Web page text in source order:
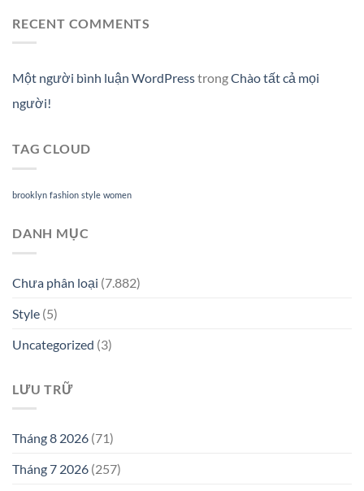
RECENT COMMENTS
Một người bình luận WordPresstrongChào tất cả mọi
người!
TAG CLOUD
brooklyn fashion style women
DANH MỤC
Chưa phân loại (7.882)
Style (5)
Uncategorized (3)
LƯU TRỮ
Tháng 8 2026 (71)
Tháng 7 2026 (257)